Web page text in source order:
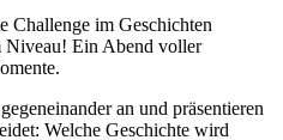
Challenge im Geschichten
Niveau! Ein Abend voller
an und präsentieren
Welche Geschichte wird